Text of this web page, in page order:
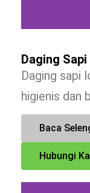
Daging
Daging sapi
higienis dan
Baca
Hubungi